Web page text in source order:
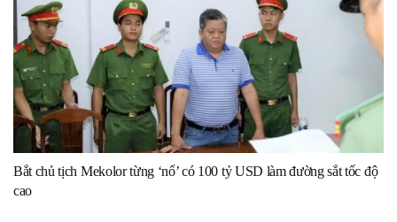
Bắt chủ tịch Mekolor từng ‘nổ’ có 100 tỷ USD làm đường sắt tốc độ
cao